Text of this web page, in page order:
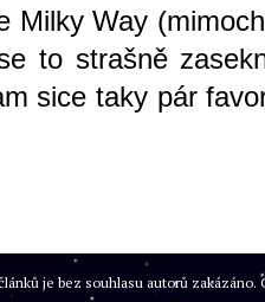
Milky Way
to strašně
sice taky pár
je bez souhlasu autorů